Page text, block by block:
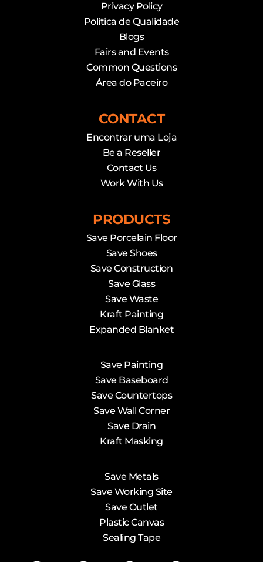
Privacy Policy
Política de Qualidade
Blogs
Fairs and Events
Common Questions
Área do Paceiro
CONTACT
Encontrar uma Loja
Be a Reseller
Contact Us
Work With Us
PRODUCTS
Save Porcelain Floor
Save Shoes
Save Construction
Save Glass
Save Waste
Kraft Painting
Expanded Blanket
Save Painting
Save Baseboard
Save Countertops
Save Wall Corner
Save Drain
Kraft Masking
Save Metals
Save Working Site
Save Outlet
Plastic Canvas
Sealing Tape